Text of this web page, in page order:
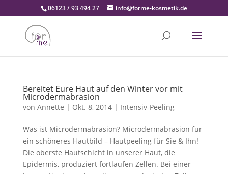
06123 / 93 494 27 info@forme-kosmetik.de
Bereitet Eure Haut auf den Winter vor mit
Microdermabrasion
von Annette | Okt. 8, 2014| Intensiv-Peeling
Was ist Microdermabrasion? Microdermabrasion für
ein schöneres Hautbild – Hautpeeling für Sie & Ihn!
Die oberste Hautschicht in unserer Haut, die
Epidermis, produziert fortlaufen Zellen. Bei einer